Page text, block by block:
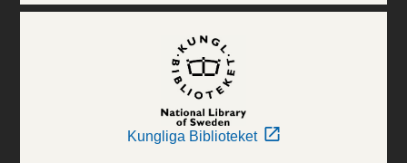
Kungliga Biblioteket